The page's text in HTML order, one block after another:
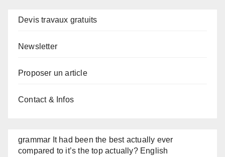
Devis travaux gratuits
Newsletter
Proposer un article
Contact & Infos
grammar It had been the best actually ever
compared to it’s the top actually? English